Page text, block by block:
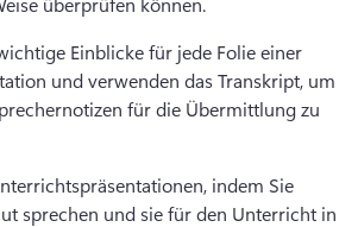
Einblicke für jede Folie einer
und verwenden das Transkript, um
für die Übermittlung zu
indem Sie
sprechen und sie für den Unterricht in